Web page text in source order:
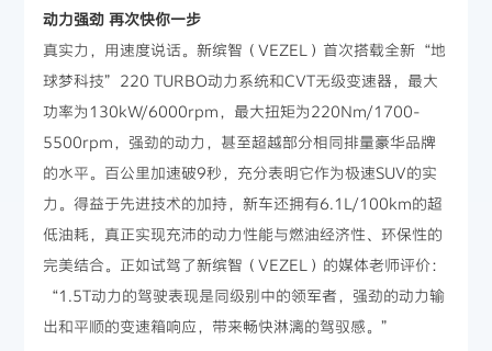
动力强劲 再次快你一步
真实力，用速度说话。新缤智（VEZEL）首次搭载全新“地
球梦科技”220 TURBO动力系统和CVT无级变速器，最大
功率为130kW/6000rpm，最大扭矩为220Nm/1700-
5500rpm，强劲的动力，甚至超越部分相同排量豪华品牌
的水平。百公里加速破9秒，充分表明它作为极速SUV的实
力。得益于先进技术的加持，新车还拥有6.1L/100km的超
低油耗，真正实现充沛的动力性能与燃油经济性、环保性的
完美结合。正如试驾了新缤智（VEZEL）的媒体老师评价：
“1.5T动力的驾驶表现是同级别中的领军者，强劲的动力输
出和平顺的变速箱响应，带来畅快淋漓的驾驭感。”